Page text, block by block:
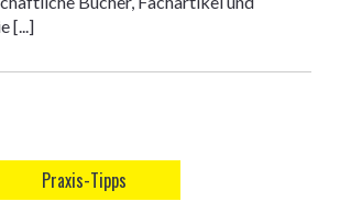
[...]
Praxis-Tipps